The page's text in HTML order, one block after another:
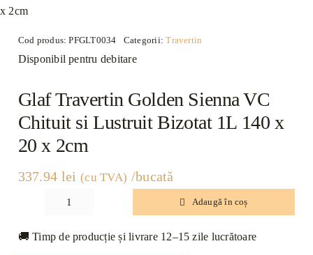
Cod produs:PFGLT0034 Categorii:Travertin
Disponibil pentru debitare
Glaf Travertin Golden Sienna VC
Chituit si Lustruit Bizotat 1L 140 x
20 x 2cm
337.94 lei (cu TVA) /bucată
Cantitate
Travertin
Adaugă în coș
🚚 Timp de producție și livrare 12–15 zile lucrătoare